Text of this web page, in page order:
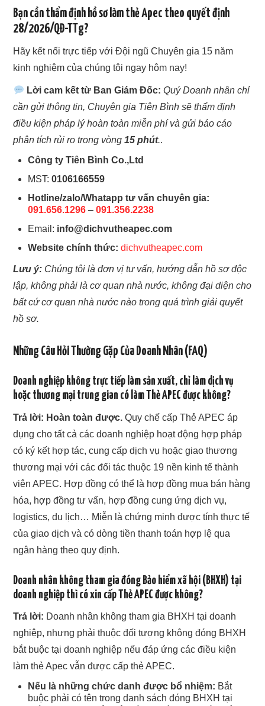
Bạn cần thẩm định hồ sơ làm thẻ Apec theo quyết định
28/2026/QĐ-TTg?
Hãy kết nối trực tiếp với Đội ngũ Chuyên gia 15 năm
kinh nghiệm của chúng tôi ngay hôm nay!
Lời cam kết từ Ban Giám Đốc: Quý Doanh nhân chỉ
cần gửi thông tin, Chuyên gia Tiên Bình sẽ thẩm định
điều kiện pháp lý hoàn toàn miễn phí và gửi báo cáo
phân tích rủi ro trong vòng15 phút..
Công ty Tiên Bình Co.,Ltd
MST:0106166559
Hotline/zalo/Whatapp tư vấn chuyên gia:
091.656.1296 –091.356.2238
Email: info@dichvutheapec.com
Website chính thức: dichvutheapec.com
Lưu ý: Chúng tôi là đơn vị tư vấn, hướng dẫn hồ sơ độc
lập, không phải là cơ quan nhà nước, không đại diện cho
bất cứ cơ quan nhà nước nào trong quá trình giải quyết
hồ sơ.
Những Câu Hỏi Thường Gặp Của Doanh Nhân (FAQ)
Doanh nghiệp không trực tiếp làm sản xuất, chỉ làm dịch vụ
hoặc thương mại trung gian có làm Thẻ APEC được không?
Trả lời: Hoàn toàn được. Quy chế cấp Thẻ APEC áp
dụng cho tất cả các doanh nghiệp hoạt động hợp pháp
có ký kết hợp tác, cung cấp dịch vụ hoặc giao thương
thương mại với các đối tác thuộc 19 nền kinh tế thành
viên APEC. Hợp đồng có thể là hợp đồng mua bán hàng
hóa, hợp đồng tư vấn, hợp đồng cung ứng dịch vụ,
logistics, du lịch… Miễn là chứng minh được tính thực tế
của giao dịch và có dòng tiền thanh toán hợp lệ qua
ngân hàng theo quy định.
Doanh nhân không tham gia đóng Bảo hiểm xã hội (BHXH) tại
doanh nghiệp thì có xin cấp Thẻ APEC được không?
Trả lời: Doanh nhân không tham gia BHXH tại doanh
nghiệp, nhưng phải thuộc đối tượng không đóng BHXH
bắt buộc tại doanh nghiệp nếu đáp ứng các điều kiện
làm thẻ Apec vẫn được cấp thẻ APEC.
Nếu là những chức danh được bổ nhiệm: Bắt
buộc phải có tên trong danh sách đóng BHXH tại